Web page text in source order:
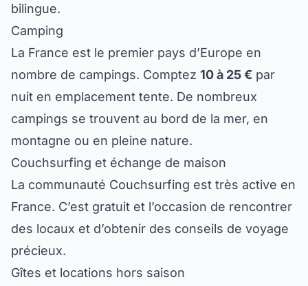
bilingue.
Camping
La France est le premier pays d’Europe en
nombre de campings. Comptez 10 à 25 € par
nuit en emplacement tente. De nombreux
campings se trouvent au bord de la mer, en
montagne ou en pleine nature.
Couchsurfing et échange de maison
La communauté Couchsurfing est très active en
France. C’est gratuit et l’occasion de rencontrer
des locaux et d’obtenir des conseils de voyage
précieux.
Gîtes et locations hors saison